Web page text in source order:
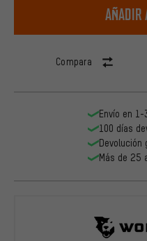
Añadir
Compara
Envío en
100 días
Devolución
Más de 25